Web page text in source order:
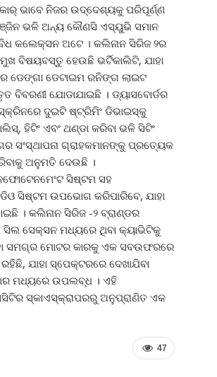
ଭାବେ ନିଜର ଉଦ୍ଦେଶ୍ୟକୁ ପରିପୂର୍ଣ୍ଣ
ଭଳି ଅନ୍ୟ କୌଣସି ଏସ୍‌ୟୁଭି ସମାନ
କଲେକ୍ସନ ଅଟେ । କଲିନାନ ସିରିଜ ୨ର
ବିଷୟବସ୍ତୁ ହେଉଛି ଭର୍ଟିକାଲିଟି, ଯାହା
ଡେଙ୍ଗା ଡେଟାଇମ ରନିଙ୍ଗ ଲାଇଟ
ବିବରଣୀ ଯୋଡାଯାଇଛି । ଡ୍ୟାସବୋର୍ଡର
ଦୁଇଟି ଷ୍ଟ୍ରିମିଂ ଡିଭାଇସ୍‌କୁ
ହିଟିଂ ଏବଂ ଥଣ୍ଡା କରିବା ଭଳି ସିଟିଂ
ସଂସ୍ଥାପନା ଗ୍ରାହକମାନଙ୍କୁ ପ୍ରତ୍ୟେକ
ଅନୁମତି ଦେଉଛି ।
ସିଷ୍ଟମ ସହ
ସିଷ୍ଟମ ଉପଭୋଗ କରିପାରିବେ, ଯାହା
। କଲିନାନ ସିରିଜ -୨ ବ୍ରାଣ୍ଡର
ସେକ୍ସନ ମଧ୍ୟରେ ଥିବା କ୍ୟାଭିଟିକୁ
ସମଗ୍ର ମୋଟର କାରକୁ ଏକ ସବଉଫରରେ
ଯାହା ସ୍ପେକ୍ଟରରେ ଦେଖାଯିବା
ମଧ୍ୟରେ ଉପଲବ୍ଧ । ଏହି
ସ୍କାଏସ୍କ୍ରାପରରୁ ଅନୁପ୍ରାଣିତ ଏକ
47